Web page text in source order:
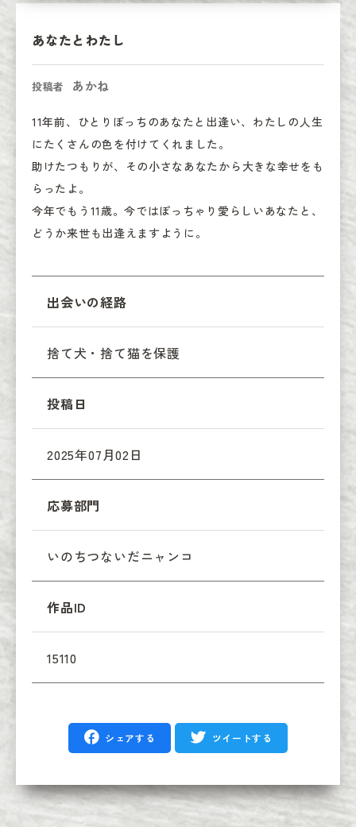
あなたとわたし
投稿者 あかね
11年前、ひとりぼっちのあなたと出逢い、わたしの人生
にたくさんの色を付けてくれました。
助けたつもりが、その小さなあなたから大きな幸せをも
らったよ。
今年でもう11歳。今ではぽっちゃり愛らしいあなたと、
どうか来世も出逢えますように。
出会いの経路
捨て犬・捨て猫を保護
投稿日
2025年07月02日
応募部門
いのちつないだニャンコ
作品ID
15110
シェアする ツイートする